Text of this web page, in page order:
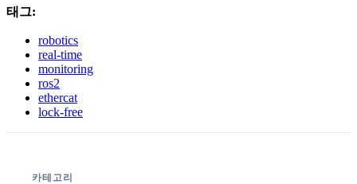
태그:
robotics
real-time
monitoring
ros2
ethercat
lock-free
카테고리